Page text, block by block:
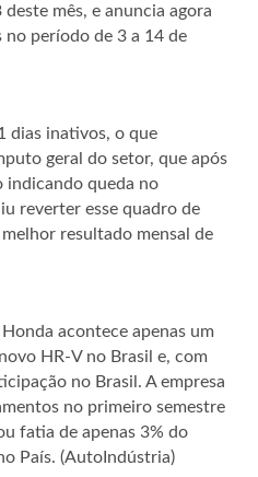
mês, e anuncia agora
no período de 3 a 14 de
dias inativos, o que
geral do setor, que após
indicando queda no
reverter esse quadro de
resultado mensal de
acontece apenas um
HR-V no Brasil e, com
no Brasil. A empresa
no primeiro semestre
fatia de apenas 3% do
País. (AutoIndústria)